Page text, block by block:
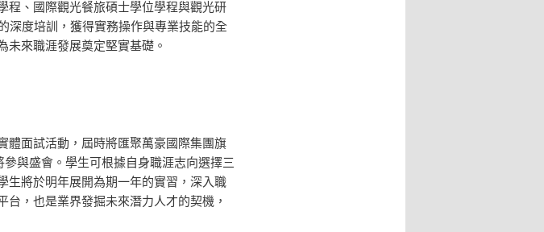
程、國際觀光餐旅碩士學位學程與觀光研
深度培訓，獲得實務操作與專業技能的全
未來職涯發展奠定堅實基礎。
體面試活動，屆時將匯聚萬豪國際集團旗
與盛會。學生可根據自身職涯志向選擇三
生將於明年展開為期一年的實習，深入職
，也是業界發掘未來潛力人才的契機，